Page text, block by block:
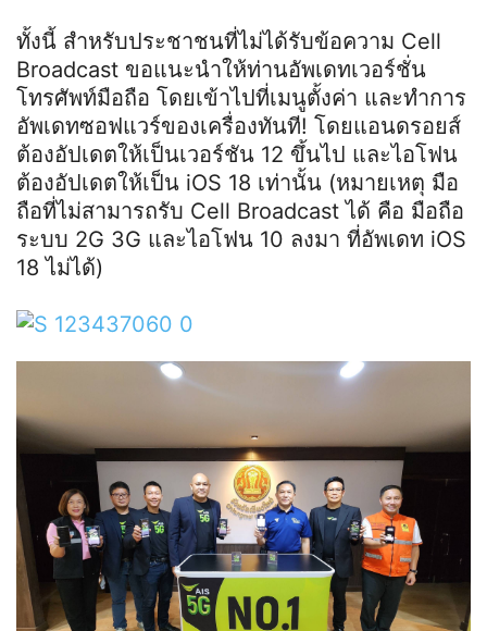
ทั้งนี้ สำหรับประชาชนที่ไม่ได้รับข้อความ Cell
Broadcast ขอแนะนำให้ท่านอัพเดทเวอร์ชั่น
โทรศัพท์มือถือ โดยเข้าไปที่เมนูตั้งค่า และทำการ
อัพเดทซอฟแวร์ของเครื่องทันที! โดยแอนดรอยส์
ต้องอัปเดตให้เป็นเวอร์ชัน 12 ขึ้นไป และไอโฟน
ต้องอัปเดตให้เป็น iOS 18 เท่านั้น (หมายเหตุ มือ
ถือที่ไม่สามารถรับ Cell Broadcast ได้ คือ มือถือ
ระบบ 2G 3G และไอโฟน 10 ลงมา ที่อัพเดท iOS
18 ไม่ได้)